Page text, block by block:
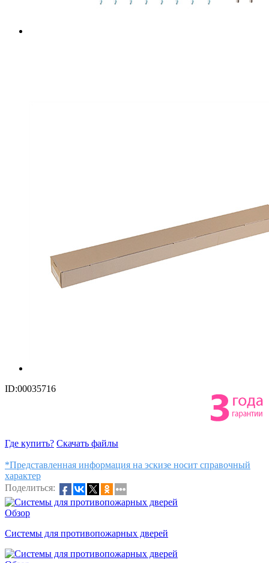
ID:00035716
Где купить? Скачать файлы
*Представленная информация на эскизе носит справочный
характер
Поделиться:
Обзор
Системы для противопожарных дверей